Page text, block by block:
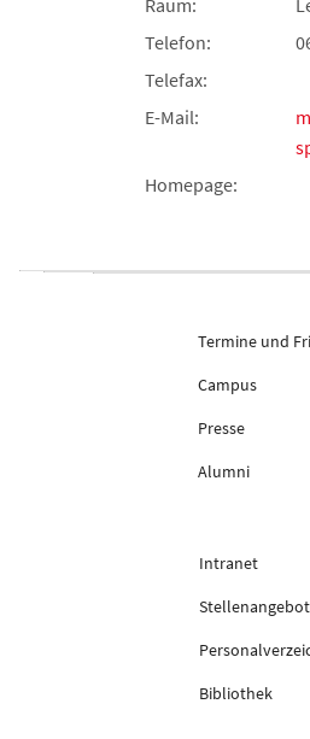
Raum:
Telefon:
Telefax:
E-Mail:
Homepage:
Termine und
Campus
Presse
Alumni
Intranet
Bibliothek